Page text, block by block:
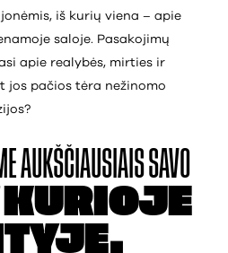
iš kurių viena – apie
saloje. Pasakojimų
apie realybės, mirties ir
jos pačios tėra nežinomo
AUKŠČIAUSIAIS SAVO
KURIOJE